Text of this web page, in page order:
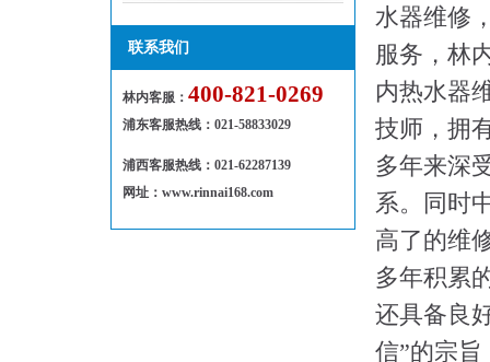
联系我们
林内客服： 400-821-0269
浦东客服热线： 021-58833029
浦西客服热线：021-62287139
网址：www.rinnai168.com
水器维修
服务，林
内热水器
技师，拥
多年来深
系。同时
高了的维
多年积累
还具备良
信”的宗